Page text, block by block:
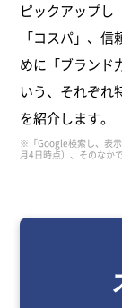
ピックアップし
「コスパ」、
めに「ブランド
いう、それぞれ
を紹介します。
※「Google検索し、表
月4日時点）、そのなか